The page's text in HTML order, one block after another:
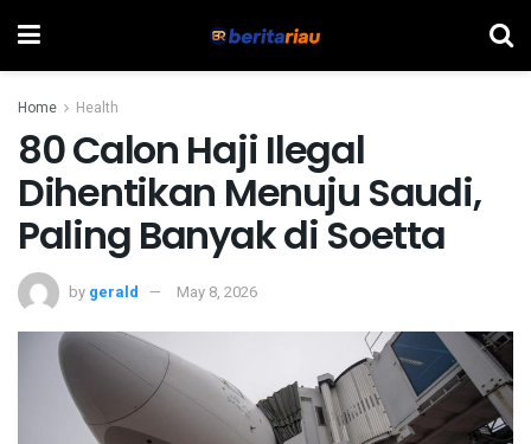
Home Health
80 Calon Haji Ilegal
Dihentikan Menuju Saudi,
Paling Banyak di Soetta
by gerald May 8, 2026